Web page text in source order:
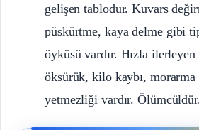
gelişen tablodur. Kuvars
püskürtme, kaya delme gibi
öyküsü vardır. Hızla ilerleyen
öksürük, kilo kaybı, morarma
yetmezliği vardır.